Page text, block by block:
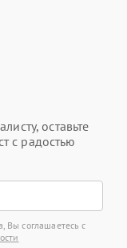
оставьте
с радостью
Вы соглашаетесь с